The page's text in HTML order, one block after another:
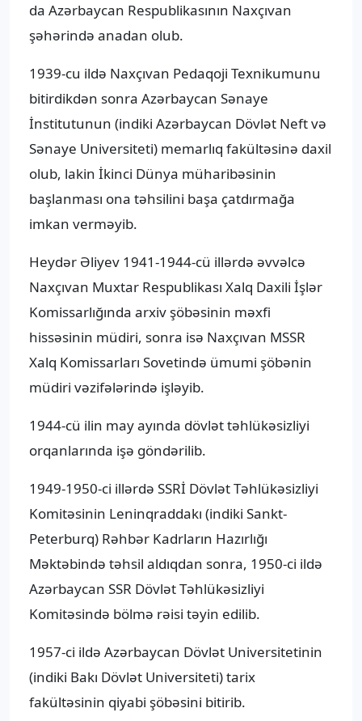
da Azərbaycan Respublikasının Naxçıvan
şəhərində anadan olub.
1939-cu ildə Naxçıvan Pedaqoji Texnikumunu
bitirdikdən sonra Azərbaycan Sənaye
İnstitutunun (indiki Azərbaycan Dövlət Neft və
Sənaye Universiteti) memarlıq fakültəsinə daxil
olub, lakin İkinci Dünya müharibəsinin
başlanması ona təhsilini başa çatdırmağa
imkan verməyib.
Heydər Əliyev 1941-1944-cü illərdə əvvəlcə
Naxçıvan Muxtar Respublikası Xalq Daxili İşlər
Komissarlığında arxiv şöbəsinin məxfi
hissəsinin müdiri, sonra isə Naxçıvan MSSR
Xalq Komissarları Sovetində ümumi şöbənin
müdiri vəzifələrində işləyib.
1944-cü ilin may ayında dövlət təhlükəsizliyi
orqanlarında işə göndərilib.
1949-1950-ci illərdə SSRİ Dövlət Təhlükəsizliyi
Komitəsinin Leninqraddakı (indiki Sankt-
Peterburq) Rəhbər Kadrların Hazırlığı
Məktəbində təhsil aldıqdan sonra, 1950-ci ildə
Azərbaycan SSR Dövlət Təhlükəsizliyi
Komitəsində bölmə rəisi təyin edilib.
1957-ci ildə Azərbaycan Dövlət Universitetinin
(indiki Bakı Dövlət Universiteti) tarix
fakültəsinin qiyabi şöbəsini bitirib.